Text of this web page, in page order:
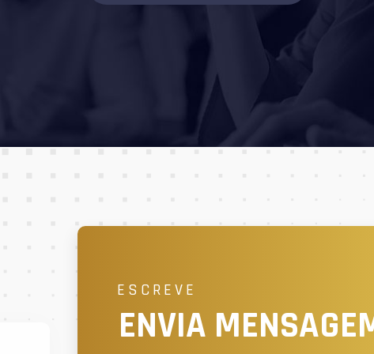
ESCREVE
ENVIA